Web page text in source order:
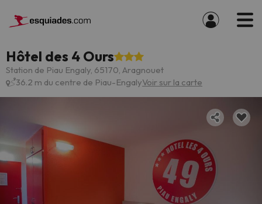
Hôtel des 4 Ours
Station de Piau Engaly, 65170, Aragnouet
36.2 m du centre de Piau-EngalyVoir sur la carte